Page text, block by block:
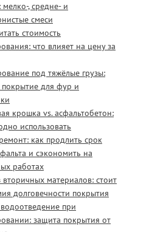
, средне- и
смеси
стоимость
что влияет на цену за
под тяжёлые грузы:
для фур и
крошка vs. асфальтобетон:
использовать
как продлить срок
и сэкономить на
работах
материалов: стоит
долговечности покрытия
при
защита покрытия от